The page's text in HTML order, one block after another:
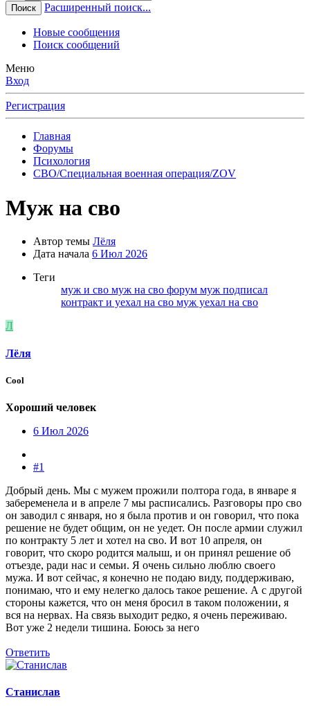
Поиск Расширенный поиск...
Новые сообщения
Поиск сообщений
Меню
Вход
Регистрация
Главная
Форумы
Психология
СВО/Специальная военная операция/ZOV
Муж на сво
Автор темы Лëля
Дата начала 6 Июл 2026
Теги
муж и сво муж на сво форум муж подписал
контракт и уехал на сво муж уехал на сво
Л
Лëля
Cool
Хороший человек
6 Июл 2026
#1
Добрый день. Мы с мужем прожили полтора года, в январе я
забеременела и в апреле 7 мы расписались. Разговоры про сво
он заводил с января, но я была против и он говорил, что пока
решение не будет общим, он не уедет. Он после армии служил
по контракту 5 лет и хотел на сво. И вот 10 апреля, он
говорит, что скоро родится малыш, и он принял решение об
отъезде, ради нас и семьи. Я очень сильно люблю своего
мужа. И вот сейчас, я конечно не подаю виду, поддерживаю,
понимаю, что и ему нелегко далось такое решение. А с другой
стороны кажется, что он меня бросил в таком положении, я
вся на нервах. На связь выходит редко, я очень переживаю.
Вот уже 2 недели тишина. Боюсь за него
Ответить
Станислав